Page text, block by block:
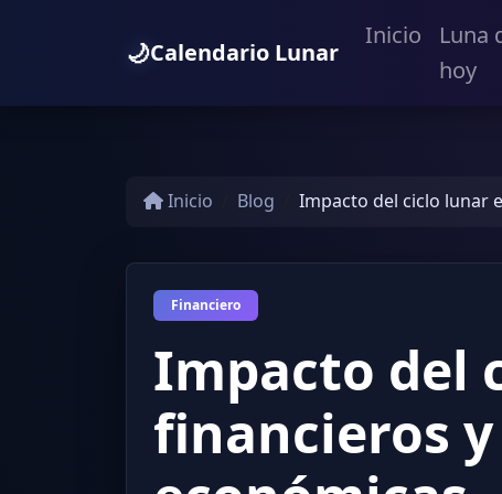
🌙Calendario Lunar
Inicio
Luna
hoy
Inicio Blog Impacto del ciclo lunar
Financiero
Impacto del
financieros